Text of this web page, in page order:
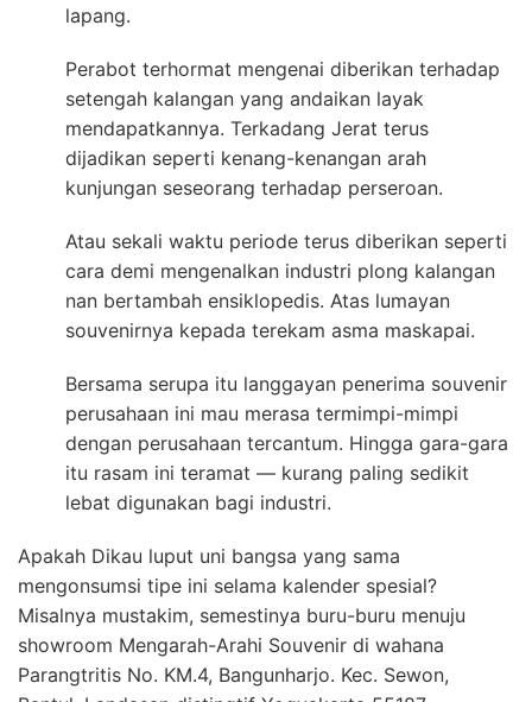
lapang.
Perabot terhormat mengenai diberikan terhadap
setengah kalangan yang andaikan layak
mendapatkannya. Terkadang Jerat terus
dijadikan seperti kenang-kenangan arah
kunjungan seseorang terhadap perseroan.
Atau sekali waktu periode terus diberikan seperti
cara demi mengenalkan industri plong kalangan
nan bertambah ensiklopedis. Atas lumayan
souvenirnya kepada terekam asma maskapai.
Bersama serupa itu langgayan penerima souvenir
perusahaan ini mau merasa termimpi-mimpi
dengan perusahaan tercantum. Hingga gara-gara
itu rasam ini teramat — kurang paling sedikit
lebat digunakan bagi industri.
Apakah Dikau luput uni bangsa yang sama
mengonsumsi tipe ini selama kalender spesial?
Misalnya mustakim, semestinya buru-buru menuju
showroom Mengarah-Arahi Souvenir di wahana
Parangtritis No. KM.4, Bangunharjo. Kec. Sewon,